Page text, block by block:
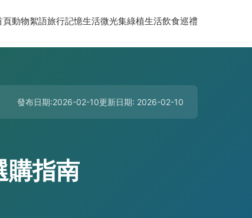
頁動物絮語旅行記憶生活微光集綠植生活飲食巡禮
發布日期:2026-02-10更新日期: 2026-02-10
購指南